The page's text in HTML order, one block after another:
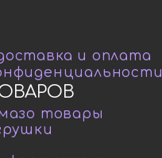
товары
и оплата